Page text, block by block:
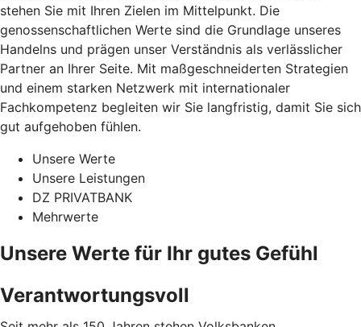
stehen Sie mit Ihren Zielen im Mittelpunkt. Die
genossenschaftlichen Werte sind die Grundlage unseres
Handelns und prägen unser Verständnis als verlässlicher
Partner an Ihrer Seite. Mit maßgeschneiderten Strategien
und einem starken Netzwerk mit internationaler
Fachkompetenz begleiten wir Sie langfristig, damit Sie sich
gut aufgehoben fühlen.
Unsere Werte
Unsere Leistungen
DZ PRIVATBANK
Mehrwerte
Unsere Werte für Ihr gutes Gefühl
Verantwortungsvoll